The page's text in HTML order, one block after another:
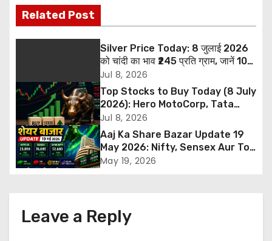
t
v
i
g
Related Post
Silver Price Today: 8 जुलाई 2026
को चांदी का भाव ₹245 प्रति ग्राम, जानें 10
ग्राम और 1 किलो सिल्वर की नई कीमत
Jul 8, 2026
Top Stocks to Buy Today (8 July
2026): Hero MotoCorp, Tata
Steel और ITBEES में खरीदारी की सलाह,
जानें Target और Stop Loss
Jul 8, 2026
Aaj Ka Share Bazar Update 19
May 2026: Nifty, Sensex Aur Top
Gainers
May 19, 2026
Leave a Reply